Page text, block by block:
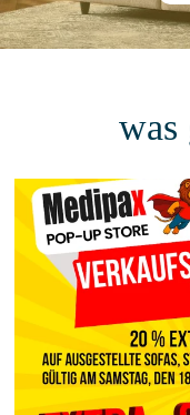
was